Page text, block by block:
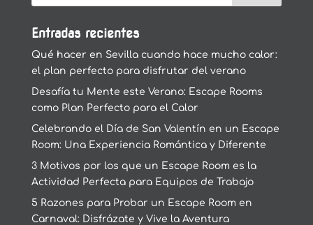
Entradas recientes
Qué hacer en Sevilla cuando hace mucho calor:
el plan perfecto para disfrutar del verano
Desafía tu Mente este Verano: Escape Rooms
como Plan Perfecto para el Calor
Celebrando el Día de San Valentín en un Escape
Room: Una Experiencia Romántica y Diferente
3 Motivos por los que un Escape Room es la
Actividad Perfecta para Equipos de Trabajo
5 Razones para Probar un Escape Room en
Carnaval: Disfrázate y Vive la Aventura